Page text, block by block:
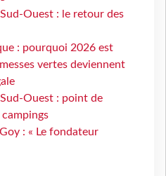
Ouest : le retour des
: pourquoi 2026 est
vertes deviennent
Sud-Ouest : point de
: « Le fondateur